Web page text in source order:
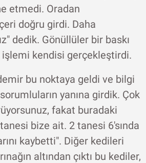
etmedi. Oradan
doğru girdi. Daha
dedik. Gönüllüler bir baskı
işlemi kendisi gerçekleştirdi.
bu noktaya geldi ve bilgi
yanına girdik. Çok
fakat buradaki
bize ait. 2 tanesi 6'sında
kaybetti". Diğer kedileri
altından çıktı bu kediler,